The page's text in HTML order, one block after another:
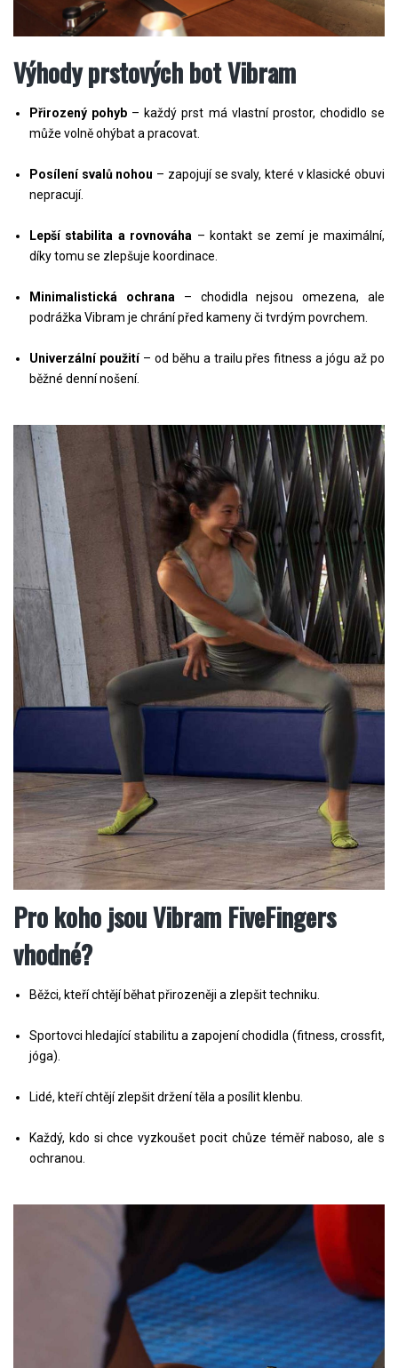
Výhody prstových bot Vibram
Přirozený pohyb – každý prst má vlastní prostor, chodidlo se
může volně ohýbat a pracovat.
Posílení svalů nohou – zapojují se svaly, které v klasické obuvi
nepracují.
Lepší stabilita a rovnováha – kontakt se zemí je maximální,
díky tomu se zlepšuje koordinace.
Minimalistická ochrana – chodidla nejsou omezena, ale
podrážka Vibram je chrání před kameny či tvrdým povrchem.
Univerzální použití– od běhu a trailu přes fitness a jógu až po
běžné denní nošení.
Pro koho jsou Vibram FiveFingers
vhodné?
Běžci, kteří chtějí běhat přirozeněji a zlepšit techniku.
Sportovci hledající stabilitu a zapojení chodidla (fitness, crossfit,
jóga).
Lidé, kteří chtějí zlepšit držení těla a posílit klenbu.
Každý, kdo si chce vyzkoušet pocit chůze téměř naboso, ale s
ochranou.